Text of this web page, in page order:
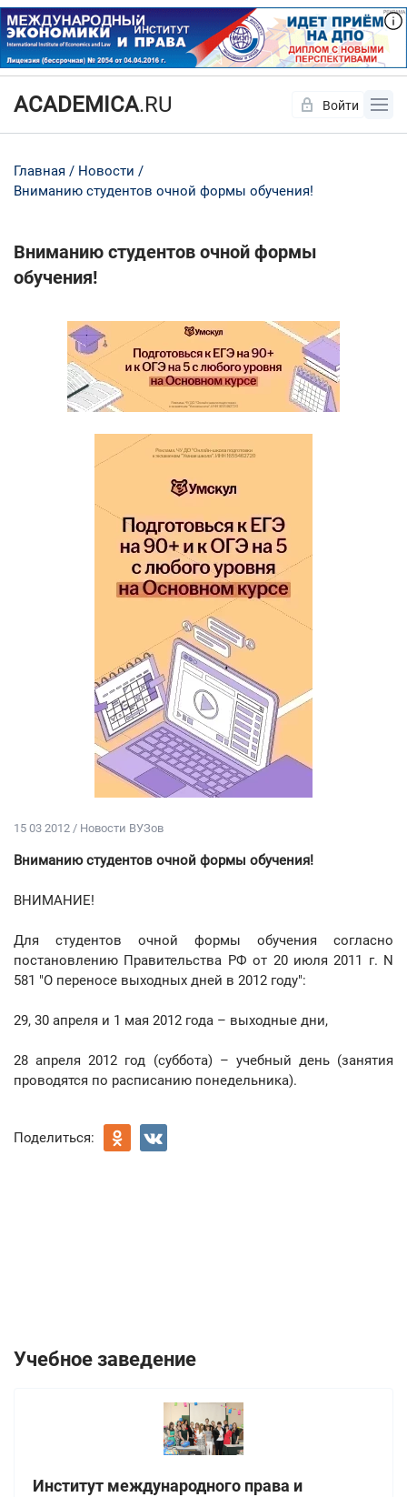
ACADEMICA.RU Войти
Главная
Новости
Вниманию студентов очной формы обучения!
Вниманию студентов очной формы
обучения!
15 03 2012 / Новости ВУЗов
Вниманию студентов очной формы обучения!
ВНИМАНИЕ!
Для студентов очной формы обучения согласно
постановлению Правительства РФ от 20 июля 2011 г. N
581 "О переносе выходных дней в 2012 году":
29, 30 апреля и 1 мая 2012 года – выходные дни,
28 апреля 2012 год (суббота) – учебный день (занятия
проводятся по расписанию понедельника).
Поделиться:
Учебное заведение
Институт международного права и
Да Нет